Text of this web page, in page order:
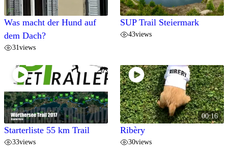
Was macht der Hund auf
dem Dach?
31views
SUP Trail Steiermark
43views
Starterliste 55 km Trail
33views
00:16
Ribèry
30views